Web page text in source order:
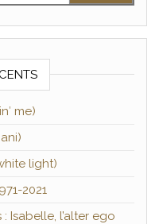
me)
light)
2021
Isabelle, l’alter ego